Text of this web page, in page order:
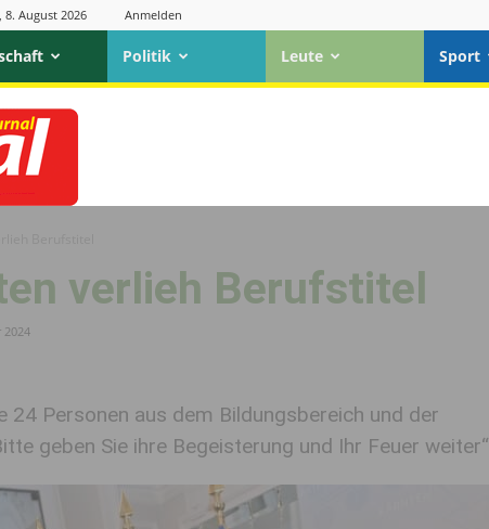
8. August 2026 Anmelden
Politik Leute Sport
verlieh Berufstitel
2024
24 Personen aus dem Bildungsbereich und der
geben Sie ihre Begeisterung und Ihr Feuer weiter“